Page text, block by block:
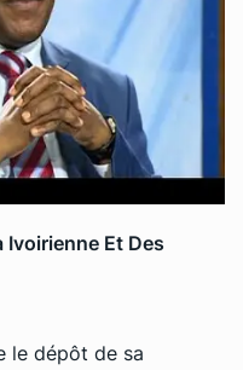
Ivoirienne Et Des
le dépôt de sa